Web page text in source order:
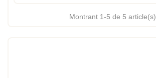
Montrant 1-5 de 5 article(s)